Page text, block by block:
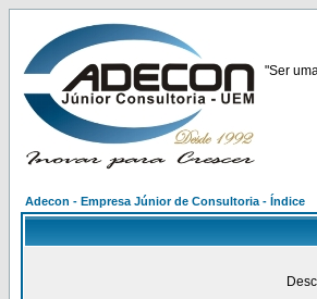
"Ser
Adecon - Empresa Júnior de Consultoria - Índice